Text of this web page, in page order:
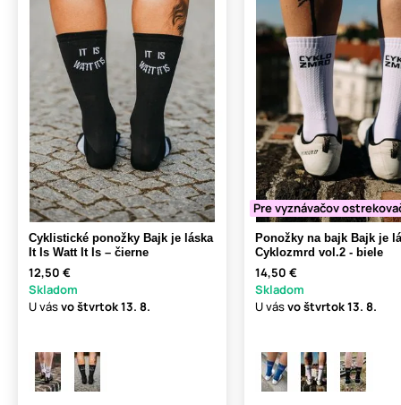
Cyklistické ponožky Bajk je láska
It Is Watt It Is – čierne
12,50 €
Skladom
U vásvo štvrtok13. 8.
Pre vyznávačov
Ponožky na bajk Bajk je
Cyklozmrd vol.2 - biele
14,50 €
Skladom
U vásvo štvrtok13. 8.